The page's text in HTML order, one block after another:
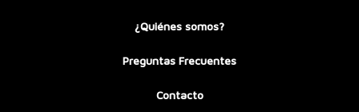
¿Quiénes somos?
Preguntas Frecuentes
Contacto